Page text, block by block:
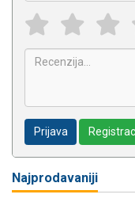
Prijava
Najprodavaniji